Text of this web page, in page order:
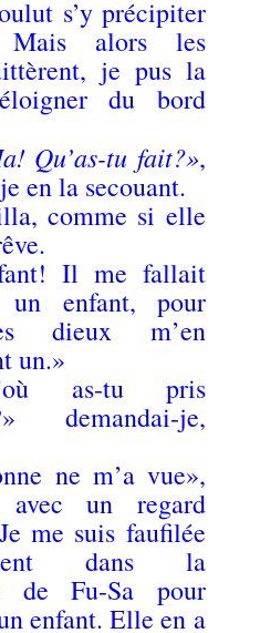
s’y précipiter
Mais alors les
je pus la
du bord
Qu’as-tu fait?»,
en la secouant.
comme si elle
Il me fallait
un enfant, pour
dieux m’en
un.»
as-tu pris
demandai-je,
ne m’a vue»,
avec un regard
me suis faufilée
dans la
de Fu-Sa pour
enfant. Elle en a